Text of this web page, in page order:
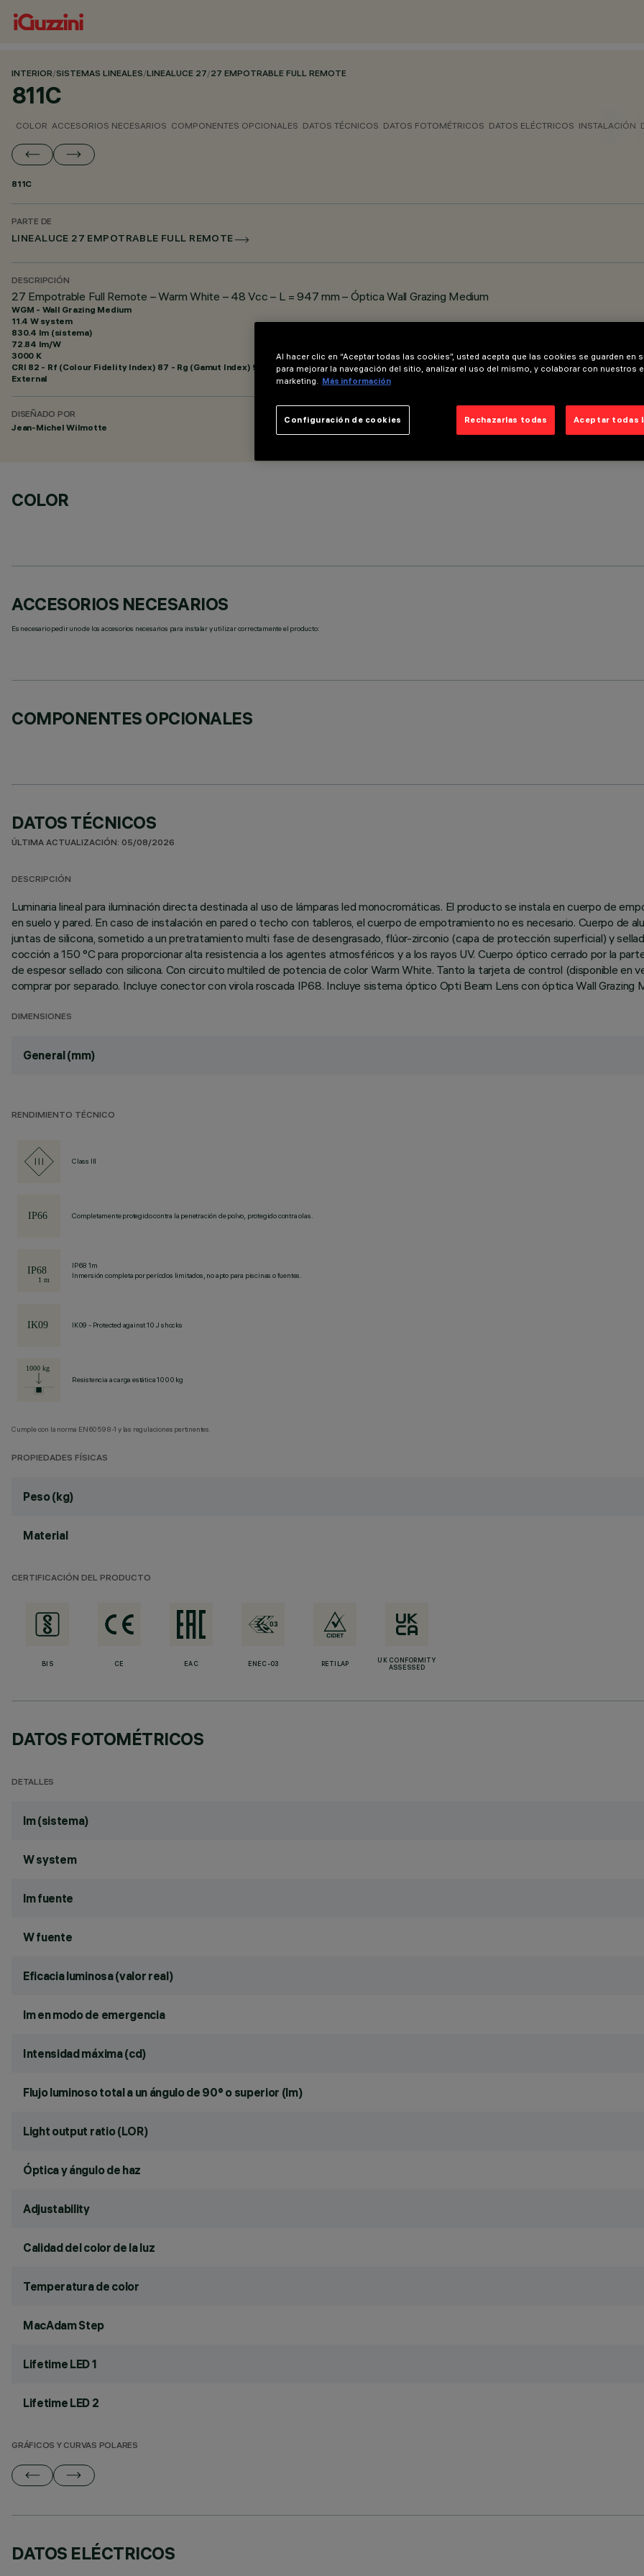
INTERIOR/SISTEMAS LINEALES/LINEALUCE 27/27 EMPOTRABLE FULL REMOTE
811C
COLOR ACCESORIOS NECESARIOS COMPONENTES OPCIONALES DATOS TÉCNICOS DATOS FOTOMÉTRICOS DATOS ELÉCTRICOS INSTALACIÓN
811C
PARTE DE
LINEALUCE 27 EMPOTRABLE FULL REMOTE
DESCRIPCIÓN
27 Empotrable Full Remote – Warm White – 48 Vcc – L = 947 mm – Óptica Wall Grazing Medium
WGM - Wall Grazing Medium
11.4 W system
830.4 lm (sistema)
72.84 lm/W
3000 K
CRI 82 - Rf (Colour Fidelity Index) 87 - Rg (Gamut Index) 95
External
DISEÑADO POR
Jean-Michel Wilmotte
COLOR
ACCESORIOS NECESARIOS
Es necesario pedir uno de los accesorios necesarios para instalar y utilizar correctamente el producto:
COMPONENTES OPCIONALES
DATOS TÉCNICOS
ÚLTIMA ACTUALIZACIÓN: 05/08/2026
DESCRIPCIÓN
Luminaria lineal para iluminación directa destinada al uso de lámparas led monocromáticas. El producto se instala en cuerpo de
en suelo y pared. En caso de instalación en pared o techo con tableros, el cuerpo de empotramiento no es necesario. Cuerpo de
juntas de silicona, sometido a un pretratamiento multi fase de desengrasado, flúor-zirconio (capa de protección superficial) y
cocción a 150 °C para proporcionar alta resistencia a los agentes atmosféricos y a los rayos UV. Cuerpo óptico cerrado por la
de espesor sellado con silicona. Con circuito multiled de potencia de color Warm White. Tanto la tarjeta de control (disponible en
comprar por separado. Incluye conector con virola roscada IP68. Incluye sistema óptico Opti Beam Lens con óptica Wall Grazing
DIMENSIONES
General (mm)
RENDIMIENTO TÉCNICO
Class III
Completamente protegido contra la penetración de polvo, protegido contra olas.
IP68 1m
Inmersión completa por períodos limitados, no apto para piscinas o fuentes.
IK09 - Protected against 10 J shocks
Resistencia a carga estática 1000 kg
Cumple con la norma EN60598-1 y las regulaciones pertinentes.
PROPIEDADES FÍSICAS
Peso (kg)
Material
CERTIFICACIÓN DEL PRODUCTO
BIS CE EAC ENEC-03 RETILAP
UK CONFORMITY
ASSESSED
DATOS FOTOMÉTRICOS
DETALLES
lm (sistema)
W system
lm fuente
W fuente
Eficacia luminosa (valor real)
lm en modo de emergencia
Intensidad máxima (cd)
Flujo luminoso total a un ángulo de 90° o superior (lm)
Light output ratio (LOR)
Óptica y ángulo de haz
Adjustability
Calidad del color de la luz
Temperatura de color
MacAdam Step
Lifetime LED 1
Lifetime LED 2
GRÁFICOS Y CURVAS POLARES
DATOS ELÉCTRICOS
Al hacer clic en “Aceptar todas las cookies”, usted acepta que las cookies se guarden en
para mejorar la navegación del sitio, analizar el uso del mismo, y colaborar con nuestros
marketing. Más información
Rechazarlas todas Aceptar todas
Configuración de cookies